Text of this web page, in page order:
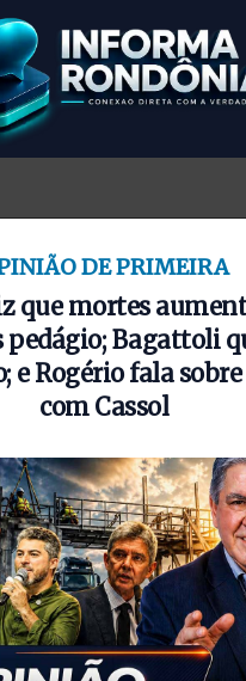
DE PRIMEIRA
que mortes
pedágio; Bagattoli
e Rogério fala
com Cassol